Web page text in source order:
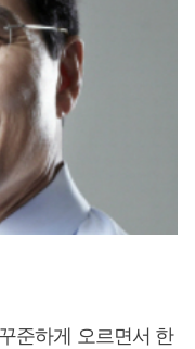
준하게 오르면서 한